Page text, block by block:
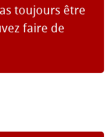
toujours être
faire de